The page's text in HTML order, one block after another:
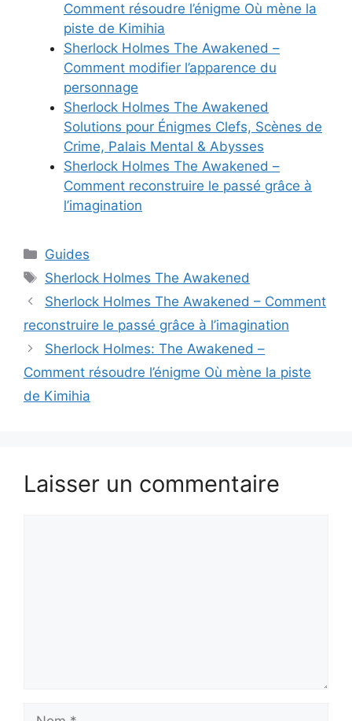
Comment résoudre l’énigme Où mène la
piste de Kimihia
Sherlock Holmes The Awakened –
Comment modifier l’apparence du
personnage
Sherlock Holmes The Awakened
Solutions pour Énigmes Clefs, Scènes de
Crime, Palais Mental & Abysses
Sherlock Holmes The Awakened –
Comment reconstruire le passé grâce à
l’imagination
Catégories
Guides
Étiquettes
Sherlock Holmes The Awakened
Sherlock Holmes The Awakened – Comment
reconstruire le passé grâce à l’imagination
Sherlock Holmes: The Awakened –
Comment résoudre l’énigme Où mène la piste
de Kimihia
Laisser un commentaire
Nom